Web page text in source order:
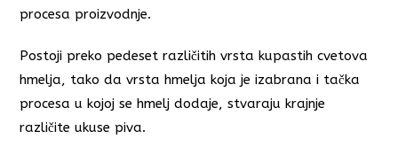
procesa proizvodnje.
Postoji preko pedeset različitih vrsta kupastih cvetova
hmelja, tako da vrsta hmelja koja je izabrana i tačka
procesa u kojoj se hmelj dodaje, stvaraju krajnje
različite ukuse piva.